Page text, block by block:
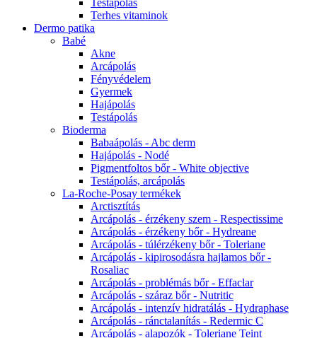
Testápolás
Terhes vitaminok
Dermo patika
Babé
Akne
Arcápolás
Fényvédelem
Gyermek
Hajápolás
Testápolás
Bioderma
Babaápolás - Abc derm
Hajápolás - Nodé
Pigmentfoltos bőr - White objective
Testápolás, arcápolás
La-Roche-Posay termékek
Arctisztítás
Arcápolás - érzékeny szem - Respectissime
Arcápolás - érzékeny bőr - Hydreane
Arcápolás - túlérzékeny bőr - Toleriane
Arcápolás - kipirosodásra hajlamos bőr -
Rosaliac
Arcápolás - problémás bőr - Effaclar
Arcápolás - száraz bőr - Nutritic
Arcápolás - intenzív hidratálás - Hydraphase
Arcápolás - ránctalanítás - Redermic C
Arcápolás - alapozók - Toleriane Teint